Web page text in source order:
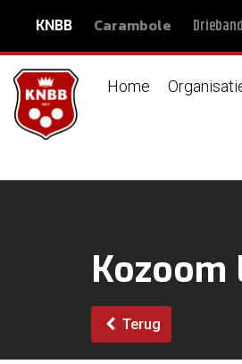
KNBB Carambole
Home
Kozoom
Terug